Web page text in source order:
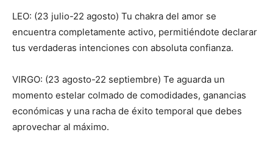
LEO: (23 julio-22 agosto) Tu chakra del amor se
encuentra completamente activo, permitiéndote declarar
tus verdaderas intenciones con absoluta confianza.
VIRGO: (23 agosto-22 septiembre) Te aguarda un
momento estelar colmado de comodidades, ganancias
económicas y una racha de éxito temporal que debes
aprovechar al máximo.